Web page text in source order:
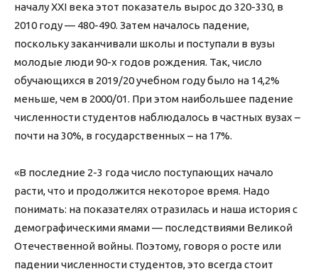
началу XXI века этот показатель вырос до 320-330, в
2010 году — 480-490. Затем началось падение,
поскольку заканчивали школы и поступали в вузы
молодые люди 90-х годов рождения. Так, число
обучающихся в 2019/20 учебном году было на 14,2%
меньше, чем в 2000/01. При этом наибольшее падение
численности студентов наблюдалось в частных вузах –
почти на 30%, в государственных – на 17%.
«В последние 2-3 года число поступающих начало
расти, что и продолжится некоторое время. Надо
понимать: на показателях отразилась и наша история с
демографическими ямами — последствиями Великой
Отечественной войны. Поэтому, говоря о росте или
падении численности студентов, это всегда стоит